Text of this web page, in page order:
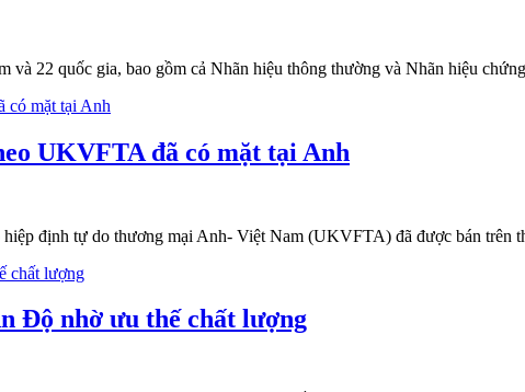
22 quốc gia, bao gồm cả Nhãn hiệu thông thường và Nhãn hiệu
UKVFTA đã có mặt tại Anh
định tự do thương mại Anh- Việt Nam (UKVFTA) đã được bán trên
Độ nhờ ưu thế chất lượng